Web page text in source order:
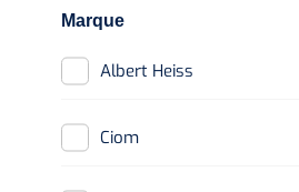
Marque
Albert Heiss
Ciom